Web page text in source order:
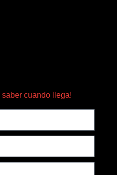
saber cuando llega!